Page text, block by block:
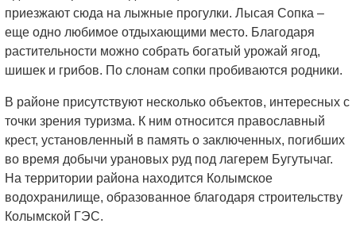
приезжают сюда на лыжные прогулки. Лысая Сопка –
еще одно любимое отдыхающими место. Благодаря
растительности можно собрать богатый урожай ягод,
шишек и грибов. По слонам сопки пробиваются родники.
В районе присутствуют несколько объектов, интересных с
точки зрения туризма. К ним относится православный
крест, установленный в память о заключенных, погибших
во время добычи урановых руд под лагерем Бугутычаг.
На территории района находится Колымское
водохранилище, образованное благодаря строительству
Колымской ГЭС.